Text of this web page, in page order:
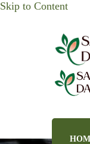
Skip to Content